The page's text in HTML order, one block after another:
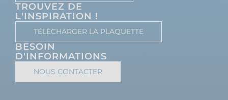
TROUVEZ DE
L'INSPIRATION !
TÉLÉCHARGER LA PLAQUETTE
BESOIN
D'INFORMATIONS
NOUS CONTACTER